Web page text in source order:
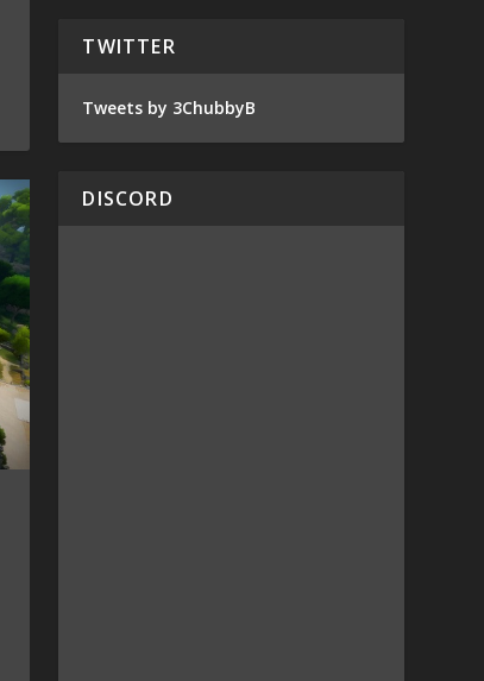
TWITTER
Tweets by 3ChubbyB
DISCORD